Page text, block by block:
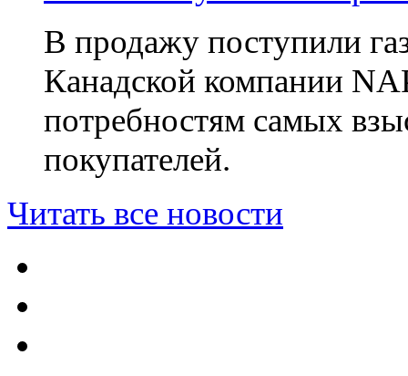
В продажу поступили
Канадской компании
потребностям самых
покупателей.
Читать все новости